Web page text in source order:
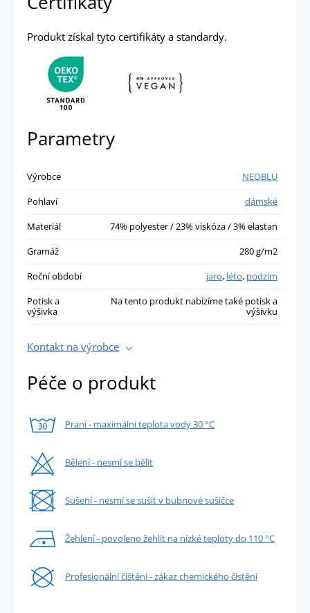
Produkt získal tyto certifikáty a standardy.
Parametry
Výrobce
NEOBLU
Pohlaví
dámské
Materiál
74% polyester / 23% viskóza / 3% elastan
Gramáž
280 g/m2
Roční období
jaro, léto, podzim
Potisk a
výšivka
Na tento produkt nabízíme také potisk a
výšivku
Kontakt na výrobce
Péče o produkt
Praní - maximální teplota vody 30 °C
Bělení - nesmí se bělit
Sušení - nesmí se sušit v bubnové sušičce
Žehlení - povoleno žehlit na nízké teploty do 110 °C
Profesionální čištění - zákaz chemického čistění